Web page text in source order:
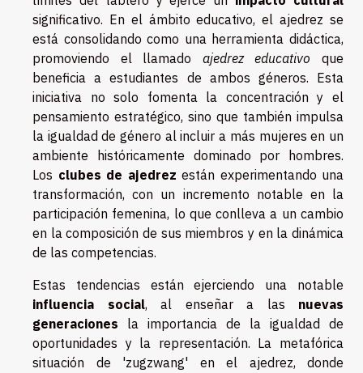
significativo. En el ámbito educativo, el ajedrez se
está consolidando como una herramienta didáctica,
promoviendo el llamado ajedrez educativo que
beneficia a estudiantes de ambos géneros. Esta
iniciativa no solo fomenta la concentración y el
pensamiento estratégico, sino que también impulsa
la igualdad de género al incluir a más mujeres en un
ambiente históricamente dominado por hombres.
Los clubes de ajedrez están experimentando una
transformación, con un incremento notable en la
participación femenina, lo que conlleva a un cambio
en la composición de sus miembros y en la dinámica
de las competencias.
Estas tendencias están ejerciendo una notable
influencia social, al enseñar a las nuevas
generaciones la importancia de la igualdad de
oportunidades y la representación. La metafórica
situación de 'zugzwang' en el ajedrez, donde